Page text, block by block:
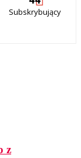
Subskrybujący
z